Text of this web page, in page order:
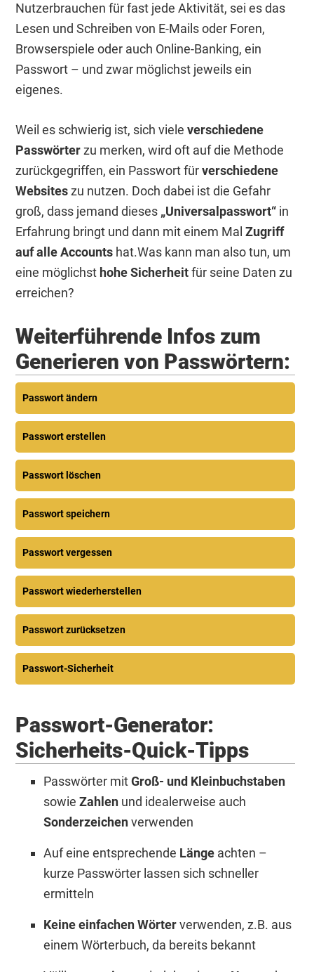
Nutzerbrauchen für fast jede Aktivität, sei es das
Lesen und Schreiben von E-Mails oder Foren,
Browserspiele oder auch Online-Banking, ein
Passwort – und zwar möglichst jeweils ein
eigenes.
Weil es schwierig ist, sich vieleverschiedene
Passwörterzu merken, wird oft auf die Methode
zurückgegriffen, ein Passwort fürverschiedene
Websiteszu nutzen. Doch dabei ist die Gefahr
groß, dass jemand dieses „Universalpasswort“ in
Erfahrung bringt und dann mit einem MalZugriff
auf alle Accounts hat.Was kann man also tun, um
eine möglichst hohe Sicherheitfür seine Daten zu
erreichen?
Weiterführende Infos zum
Generieren von Passwörtern:
Passwort ändern
Passwort erstellen
Passwort löschen
Passwort speichern
Passwort vergessen
Passwort wiederherstellen
Passwort zurücksetzen
Passwort-Sicherheit
Passwort-Generator:
Sicherheits-Quick-Tipps
Passwörter mitGroß- und Kleinbuchstaben
sowieZahlen und idealerweise auch
Sonderzeichenverwenden
Auf eine entsprechende Länge achten –
kurze Passwörter lassen sich schneller
ermitteln
Keine einfachen Wörterverwenden, z.B. aus
einem Wörterbuch, da bereits bekannt